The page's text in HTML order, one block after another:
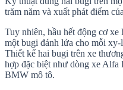
trăm năm và xuất phát điểm
Tuy nhiên, hầu hết động cơ
một bugi đánh lửa cho mỗi
Thiết kế hai bugi trên xe
hợp đặc biệt như dòng xe Alfa
BMW mô tô.